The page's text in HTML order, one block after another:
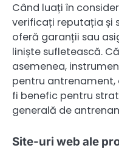
Când luați în
verificați reputația și
oferă garanții sau
liniște sufletească.
asemenea,
pentru
fi benefic pentru
generală de
Site-uri web ale